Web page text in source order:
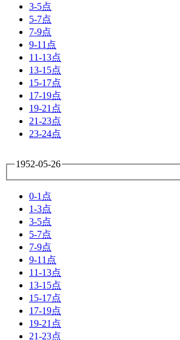
3-5点
5-7点
7-9点
9-11点
11-13点
13-15点
15-17点
17-19点
19-21点
21-23点
23-24点
1952-05-26
0-1点
1-3点
3-5点
5-7点
7-9点
9-11点
11-13点
13-15点
15-17点
17-19点
19-21点
21-23点